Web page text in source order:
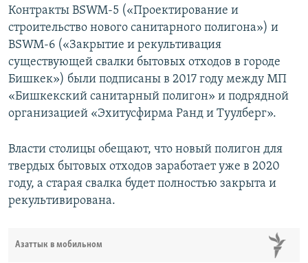
Контракты BSWM-5 («Проектирование и
строительство нового санитарного полигона») и
BSWM-6 («Закрытие и рекультивация
существующей свалки бытовых отходов в городе
Бишкек») были подписаны в 2017 году между МП
«Бишкекский санитарный полигон» и подрядной
организацией «Эхитусфирма Ранд и Туулберг».
Власти столицы обещают, что новый полигон для
твердых бытовых отходов заработает уже в 2020
году, а старая свалка будет полностью закрыта и
рекультивирована.
Азаттык в мобильном